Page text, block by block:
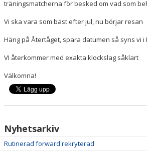
träningsmatcherna för besked om vad som
Vi ska vara som bäst efter jul, nu börjar resan
Häng på Återtåget, spara datumen så syns vi i
VI återkommer med exakta klockslag såklart
Välkomna!
Nyhetsarkiv
Rutinerad forward rekryterad